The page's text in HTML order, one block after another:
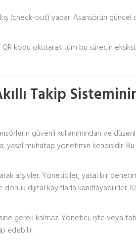
(check-out) yapar. Asansörün güncel
kodu okutarak tüm bu sürecin
Takip
güvenli kullanımından ve
yasal muhatap yönetimin kendisidir. Bu
arşivler. Yöneticiler, yasal bir
dönük dijital kayıtlarla kanıtlayabilirler.
gerek kalmaz. Yönetici, işte veya
edebilir.